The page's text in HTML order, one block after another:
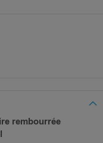
rembourrée